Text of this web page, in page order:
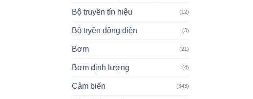
Bộ truyền tín hiệu (12)
Bộ tryền động điện (3)
Bơm (21)
Bơm định lượng (4)
Cảm biến (343)